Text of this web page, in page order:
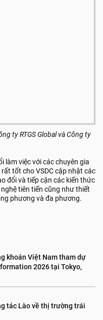
ty RTGS Global vàCông ty
làm việc với các chuyên gia
tốt cho VSDC cập nhật các
đổi và tiếp cận các kiến thức
tiên tiến cũng như thiết
phương và đa phương.
khoán Việt Nam tham dự
2026 tại Tokyo,
tác Lào về thị trường trái